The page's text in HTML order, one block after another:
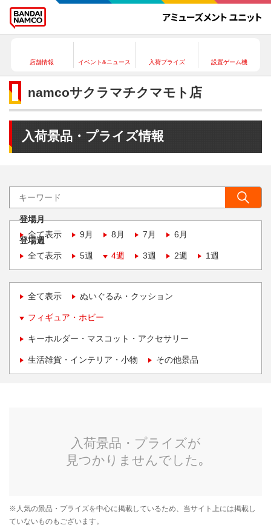
店舗情報 イベント&ニュース 入荷プライズ 設置ゲーム機
namcoサクラマチクマモト店
入荷景品・プライズ情報
登場月
全て表示
9月 8月 7月 6月
登場週
全て表示
5週 4週 3週 2週 1週
全て表示 ぬいぐるみ・クッション
フィギュア・ホビー
キーホルダー・マスコット・アクセサリー
生活雑貨・インテリア・小物 その他景品